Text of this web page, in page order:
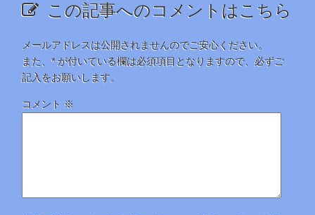
この記事へのコメントはこちら
メールアドレスは公開されませんのでご安心ください。
また、* が付いている欄は必須項目となりますので、必ずご
記入をお願いします。
コメント ※